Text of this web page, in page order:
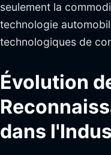
seulement la
technologie
technologiques de
Évolution
dans